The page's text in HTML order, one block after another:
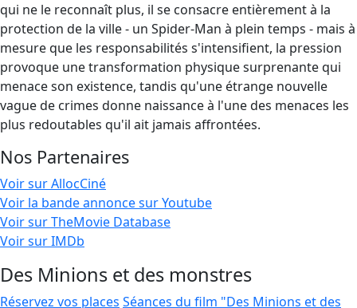
qui ne le reconnaît plus, il se consacre entièrement à la
protection de la ville - un Spider-Man à plein temps - mais à
mesure que les responsabilités s'intensifient, la pression
provoque une transformation physique surprenante qui
menace son existence, tandis qu'une étrange nouvelle
vague de crimes donne naissance à l'une des menaces les
plus redoutables qu'il ait jamais affrontées.
Nos Partenaires
Voir sur AllocCiné
Voir la bande annonce sur Youtube
Voir sur TheMovie Database
Voir sur IMDb
Des Minions et des monstres
Réservez vos places Séances du film "Des Minions et des